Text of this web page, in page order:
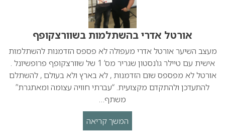
אורטל אדרי בהשתלמות בשוורצקופף
מעצב השיער אורטל אדרי מעפולה לא פספס הזדמנות להשתלמות
אישית עם טיילר גו’נסטון שגריר מס’ 1 של שוורצקופף פרופשיונל .
אורטל לא מפספס שום הזדמנות , לא בארץ ולא בעולם , להשתלם
להתעדכן ולהתקדם מקצועית. “עברתי חוויה עצומה ומאתגרת”
משתף…
המשך קריאה